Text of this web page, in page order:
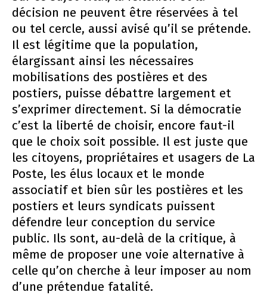
décision ne peuvent être réservées à tel
ou tel cercle, aussi avisé qu’il se prétende.
Il est légitime que la population,
élargissant ainsi les nécessaires
mobilisations des postières et des
postiers, puisse débattre largement et
s’exprimer directement. Si la démocratie
c’est la liberté de choisir, encore faut-il
que le choix soit possible. Il est juste que
les citoyens, propriétaires et usagers de La
Poste, les élus locaux et le monde
associatif et bien sûr les postières et les
postiers et leurs syndicats puissent
défendre leur conception du service
public. Ils sont, au-delà de la critique, à
même de proposer une voie alternative à
celle qu’on cherche à leur imposer au nom
d’une prétendue fatalité.